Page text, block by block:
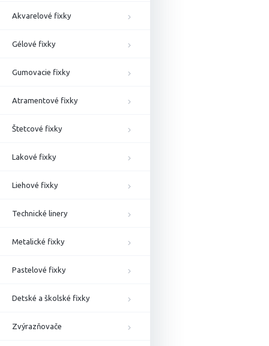
Akvarelové fixky
Gélové fixky
Gumovacie fixky
Atramentové fixky
Štetcové fixky
Lakové fixky
Liehové fixky
Technické linery
Metalické fixky
Pastelové fixky
Detské a školské fixky
Zvýrazňovače